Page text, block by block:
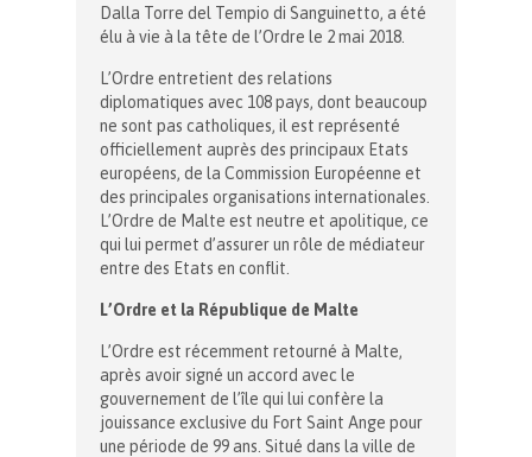
Dalla Torre del Tempio di Sanguinetto, a été
élu à vie à la tête de l’Ordre le 2 mai 2018.
L’Ordre entretient des relations
diplomatiques avec 108 pays, dont beaucoup
ne sont pas catholiques, il est représenté
officiellement auprès des principaux Etats
européens, de la Commission Européenne et
des principales organisations internationales.
L’Ordre de Malte est neutre et apolitique, ce
qui lui permet d’assurer un rôle de médiateur
entre des Etats en conflit.
L’Ordre et la République de Malte
L’Ordre est récemment retourné à Malte,
après avoir signé un accord avec le
gouvernement de l’île qui lui confère la
jouissance exclusive du Fort Saint Ange pour
une période de 99 ans. Situé dans la ville de